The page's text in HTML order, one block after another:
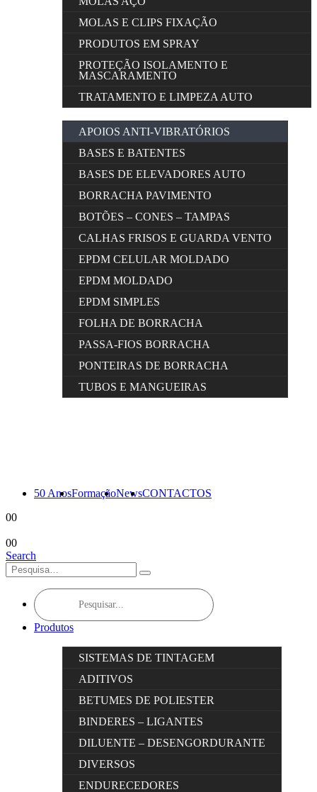
MOLAS E CLIPS FIXAÇÃO
PRODUTOS EM SPRAY
PROTEÇÃO ISOLAMENTO E
MASCARAMENTO
TRATAMENTO E LIMPEZA AUTO
APOIOS ANTI-VIBRATÓRIOS
BASES E BATENTES
BASES DE ELEVADORES AUTO
BORRACHA PAVIMENTO
BOTÕES – CONES – TAMPAS
CALHAS FRISOS E GUARDA VENTO
EPDM CELULAR MOLDADO
EPDM MOLDADO
EPDM SIMPLES
FOLHA DE BORRACHA
PASSA-FIOS BORRACHA
PONTEIRAS DE BORRACHA
TUBOS E MANGUEIRAS
50 AnosFormaçãoNewsCONTACTOS
00
00
Search
Products
search
Produtos
SISTEMAS DE TINTAGEM
ADITIVOS
BETUMES DE POLIESTER
BINDERES – LIGANTES
DILUENTE – DESENGORDURANTE
DIVERSOS
ENDURECEDORES